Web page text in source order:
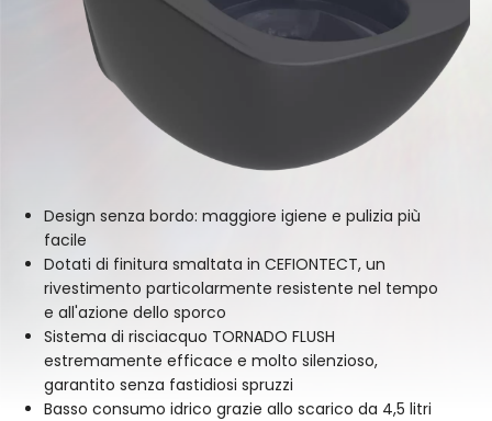
Design senza bordo: maggiore igiene e pulizia più
facile
Dotati di finitura smaltata in CEFIONTECT, un
rivestimento particolarmente resistente nel tempo
e all'azione dello sporco
Sistema di risciacquo TORNADO FLUSH
estremamente efficace e molto silenzioso,
garantito senza fastidiosi spruzzi
Basso consumo idrico grazie allo scarico da 4,5 litri